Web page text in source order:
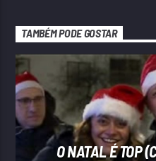
TAMBÉM PODE GOSTAR
O NATAL É TOP